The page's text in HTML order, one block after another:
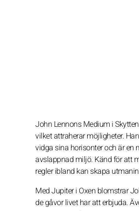
John Lennons Medium i
vilket attraherar möjligheter.
vidga sina horisonter och är en
avslappnad miljö. Känd för att
regler ibland kan skapa
Med Jupiter i Oxen blomstrar
de gåvor livet har att erbjuda.